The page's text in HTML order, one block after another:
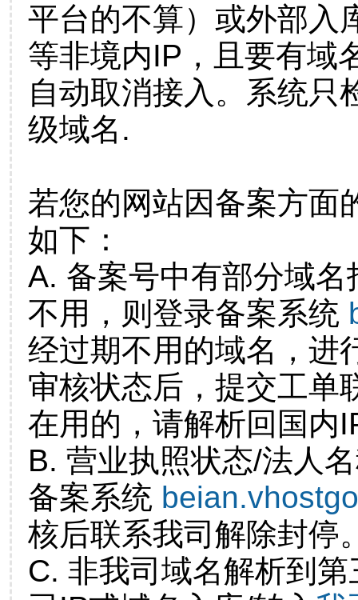
平台的不算）或外部入
等非境内IP，且要有域
自动取消接入。系统只
级域名.
若您的网站因备案方面
如下：
A. 备案号中有部分域
不用，则登录备案系统
经过期不用的域名，进
审核状态后，提交工单
在用的，请解析回国内
B. 营业执照状态/法人
备案系统
核后联系我司解除封停
C. 非我司域名解析到